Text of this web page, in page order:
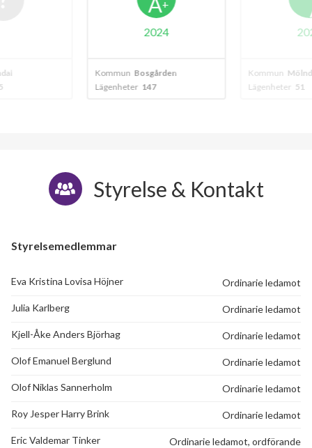
+
2024
Kommun Bosgården
Lägenheter 147
Kommun
Lägenheter 51
Styrelse & Kontakt
Styrelsemedlemmar
Eva Kristina Lovisa Höjner Ordinarie ledamot
Julia Karlberg Ordinarie ledamot
Kjell-Åke Anders Björhag Ordinarie ledamot
Olof Emanuel Berglund Ordinarie ledamot
Olof Niklas Sannerholm Ordinarie ledamot
Roy Jesper Harry Brink Ordinarie ledamot
Eric Valdemar Tinker Ordinarie ledamot, ordförande